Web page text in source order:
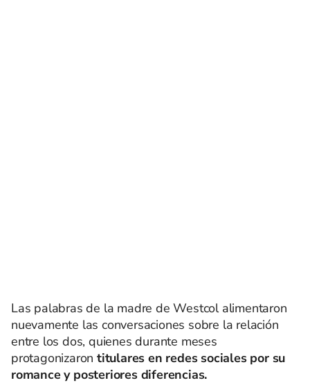
Las palabras de la madre de Westcol alimentaron
nuevamente las conversaciones sobre la relación
entre los dos, quienes durante meses
protagonizaron titulares en redes sociales por su
romance y posteriores diferencias.